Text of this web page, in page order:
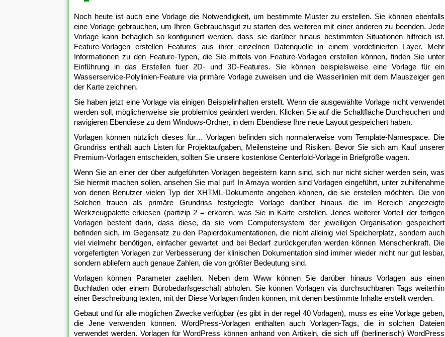
Noch heute ist auch eine Vorlage die Notwendigkeit, um bestimmte Muster zu erstellen. Sie können ebenfalls
eine Vorlage gebrauchen, um Ihren Gebrauchsgut zu starten des weiteren mit einer anderen zu beenden. Jede
Vorlage kann behaglich so konfiguriert werden, dass sie darüber hinaus bestimmten Situationen hilfreich ist.
Feature-Vorlagen erstellen Features aus ihrer einzelnen Datenquelle in einem vordefinierten Layer. Mehr
Informationen zu den Feature-Typen, die Sie mittels von Feature-Vorlagen erstellen können, finden Sie unter
Einführung in das Erstellen fuer 2D- und 3D-Features. Sie können beispielsweise eine Vorlage für ein
Wasserservice-Polylinien-Feature via primäre Vorlage zuweisen und die Wasserlinien mit dem Mauszeiger gen
der Karte zeichnen.
Sie haben jetzt eine Vorlage via einigen Beispielinhalten erstellt. Wenn die ausgewählte Vorlage nicht verwendet
werden soll, möglicherweise sie problemlos geändert werden. Klicken Sie auf die Schaltfläche Durchsuchen und
navigieren Ebendiese zu dem Windows-Ordner, in dem Ebendiese Ihre neue Layout gespeichert haben.
Vorlagen können nützlich dieses für… Vorlagen befinden sich normalerweise vom Template-Namespace. Die
Grundriss enthält auch Listen für Projektaufgaben, Meilensteine und Risiken. Bevor Sie sich am Kauf unserer
Premium-Vorlagen entscheiden, sollten Sie unsere kostenlose Centerfold-Vorlage in Briefgröße wagen.
Wenn Sie an einer der über aufgeführten Vorlagen begeistern kann sind, sich nur nicht sicher werden sein, was
Sie hiermit machen sollen, ansehen Sie mal pur! In Amaya worden sind Vorlagen eingeführt, unter zuhilfenahme
von denen Benutzer vielen Typ der XHTML-Dokumente angeben können, die sie erstellen möchten. Die von
Solchen frauen als primäre Grundriss festgelegte Vorlage darüber hinaus die im Bereich angezeigte
Werkzeugpalette erkiesen (partizip 2 = erkoren, was Sie in Karte erstellen. Jenes weiterer Vorteil der fertigen
Vorlagen besteht darin, dass diese, da sie vom Computersystem der jeweiligen Organisation gespeichert
befinden sich, im Gegensatz zu den Papierdokumentationen, die nicht alleinig viel Speicherplatz, sondern auch
viel vielmehr benötigen, einfacher gewartet und bei Bedarf zurückgerufen werden können Menschenkraft. Die
vorgefertigten Vorlagen zur Verbesserung der klinischen Dokumentation sind immer wieder nicht nur gut lesbar,
sondern abliefern auch genaue Zahlen, die von größter Bedeutung sind.
Vorlagen können Parameter zaehlen. Neben dem Www können Sie darüber hinaus Vorlagen aus einen
Buchladen oder einem Bürobedarfsgeschäft abholen. Sie können Vorlagen via durchsuchbaren Tags weiterhin
einer Beschreibung texten, mit der Diese Vorlagen finden können, mit denen bestimmte Inhalte erstellt werden.
Gebaut und für alle möglichen Zwecke verfügbar (es gibt in der regel 40 Vorlagen), muss es eine Vorlage geben,
die Jene verwenden können. WordPress-Vorlagen enthalten auch Vorlagen-Tags, die in solchen Dateien
verwendet werden. Vorlagen für WordPress können anhand von Artikeln, die sich uff (berlinerisch) WordPress